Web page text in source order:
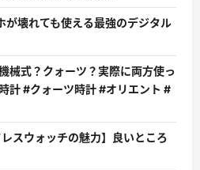
が壊れても使える最強のデジタル
械式？クォーツ？実際に両方使っ
計 #クォーツ時計 #オリエント #
レスウォッチの魅力】良いところ